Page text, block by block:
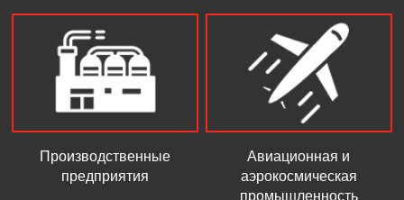
Производственные
предприятия
Авиационная и
аэрокосмическая
промышленность